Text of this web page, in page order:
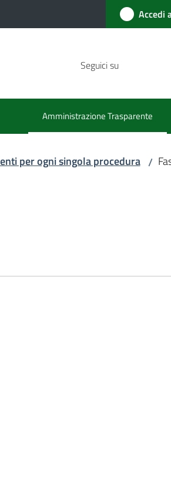
Accedi
Seguici su
Amministrazione Trasparente
Menu selezionato
per ogni singola procedura /